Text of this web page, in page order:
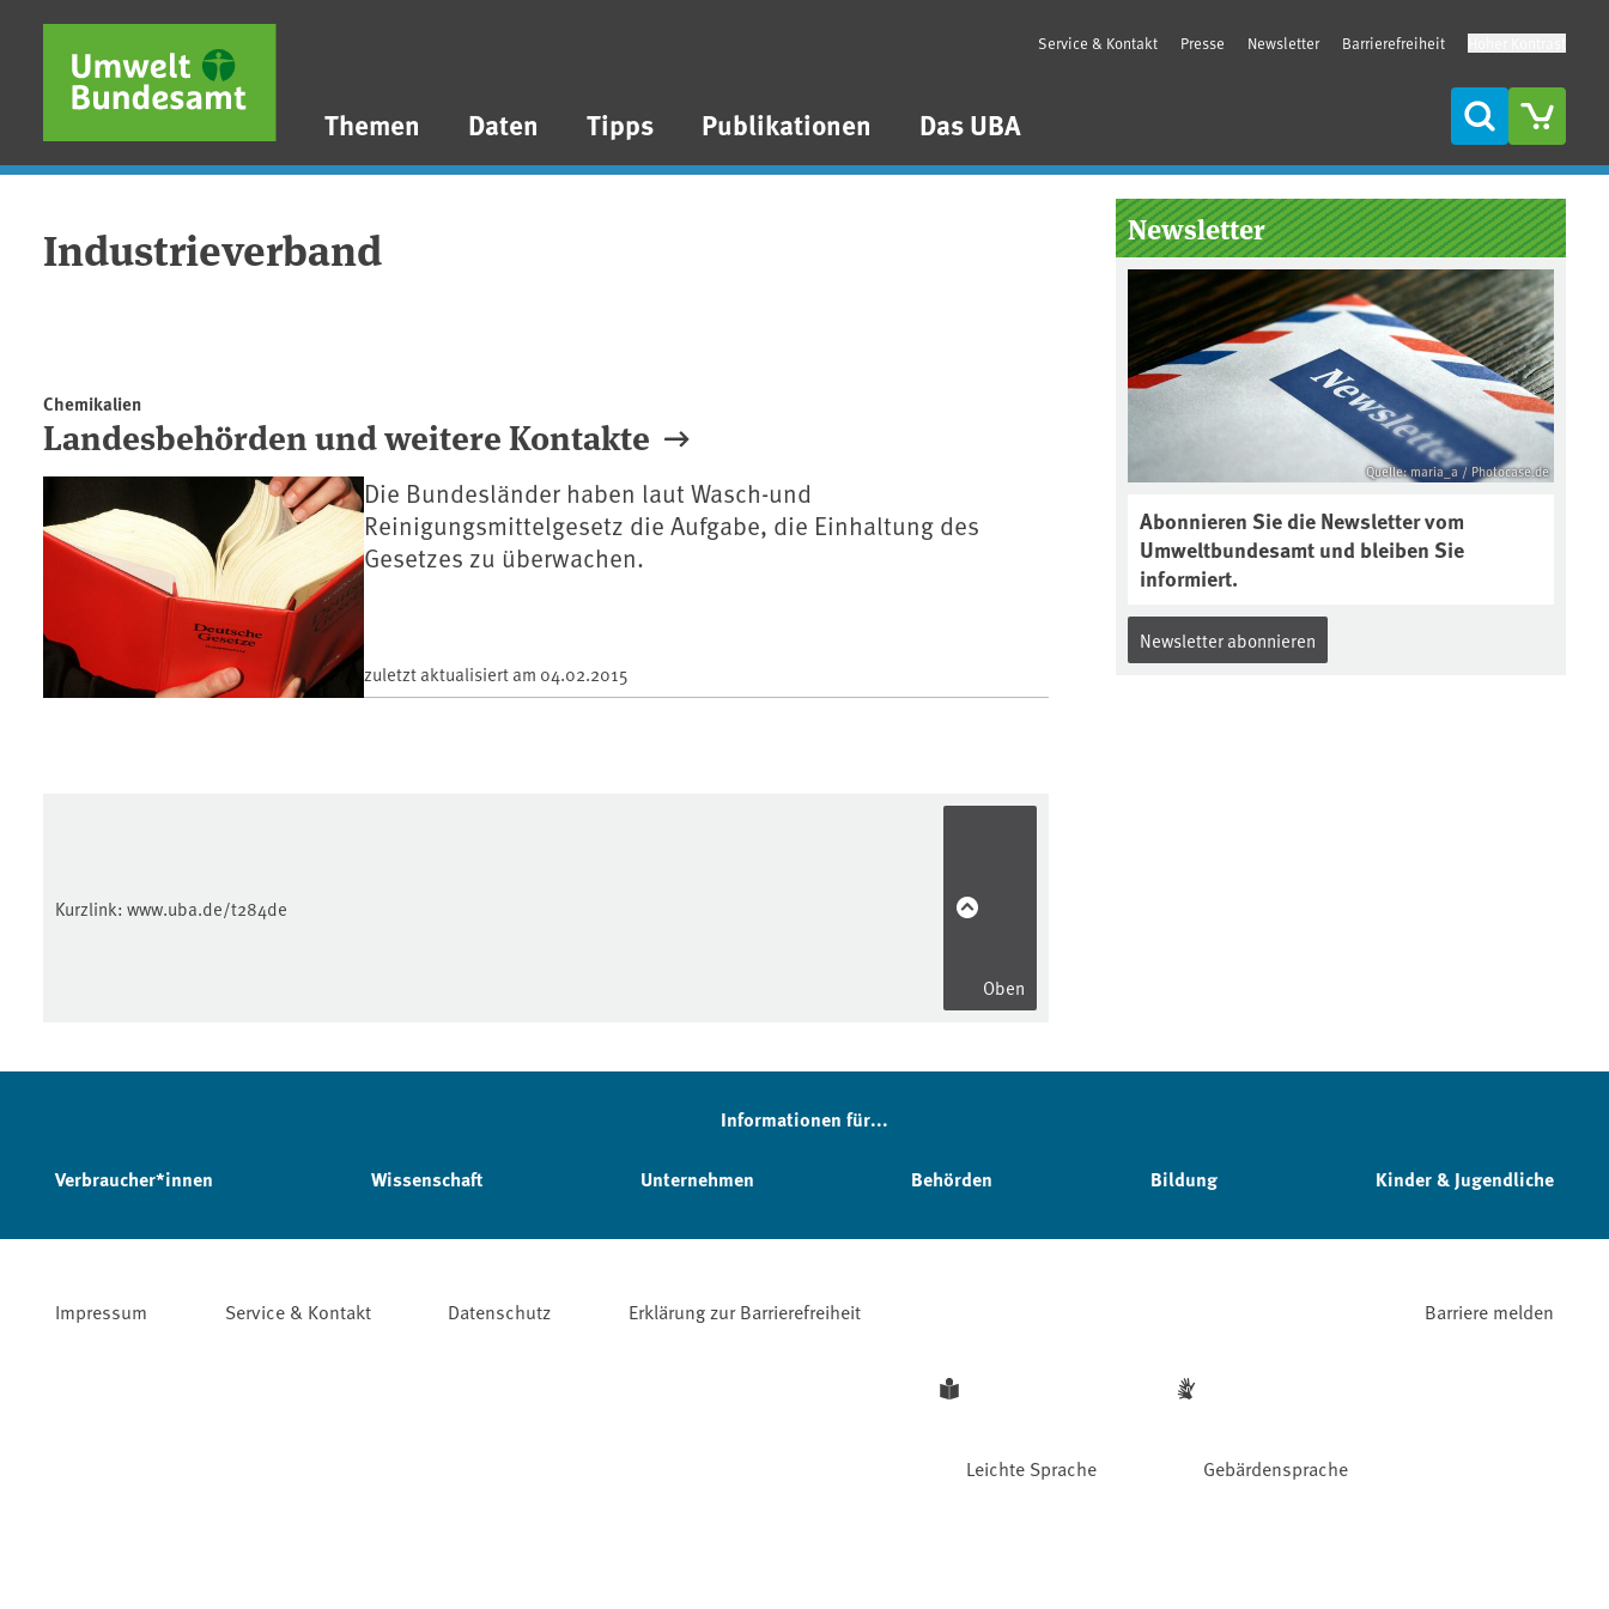
Direkt zum Inhalt
Direkt zum Hauptmenü
Direkt zur Fußzeile
Themen Daten Tipps Publikationen Das UBA
Service & Kontakt Presse Newsletter Barrierefreiheit
Suche
Industrieverband
Chemikalien
Landesbehörden und weitere Kontakte
Die Bundesländer haben laut Wasch-und
Reinigungsmittelgesetz die Aufgabe, die Einhaltung des
Gesetzes zu überwachen.
zuletzt aktualisiert am 04.02.2015
Kurzlink: www.uba.de/t284de
Oben
Seitenleiste
Newsletter
Quelle: maria_a / Photocase.de
Abonnieren Sie die Newsletter vom
Umweltbundesamt und bleiben Sie
informiert.
Newsletter abonnieren
Informationen für...
Verbraucher*innen Wissenschaft Unternehmen Behörden Bildung Kinder & Jugendliche
Impressum Service & Kontakt Datenschutz Erklärung zur Barrierefreiheit
Leichte Sprache Gebärdensprache
Barriere melden